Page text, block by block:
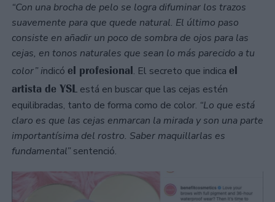
“Con una brocha de pelo se logra difuminar los trazos
suavemente para que quede natural. El último paso
consiste en añadir un poco de sombra de ojos para las
cejas, en tonos naturales que sean lo más parecido a tu
color” indicó el profesional. El secreto que indica el
artista de YSL está en buscar que las cejas estén
equilibradas, tanto de forma como de color. “Lo que está
claro es que las cejas enmarcan la mirada y son una parte
importantísima del rostro. Saber maquillarlas es
fundamental”sentenció.